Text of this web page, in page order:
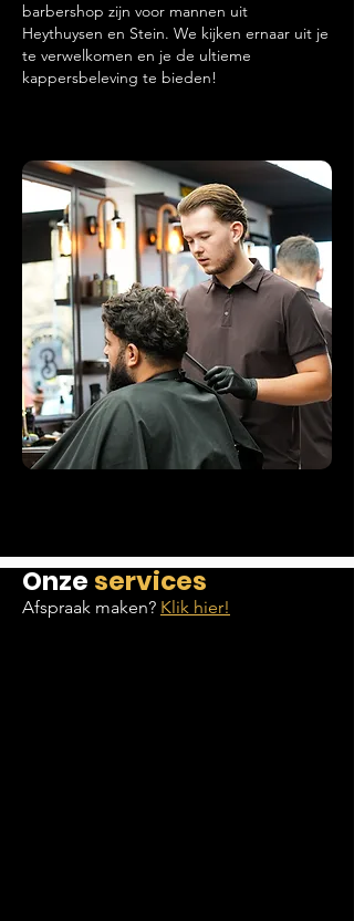
barbershop zijn voor mannen uit
Heythuysen en Stein. We kijken ernaar uit je
te verwelkomen en je de ultieme
kappersbeleving te bieden!
Onze services
Afspraak maken? Klik hier!